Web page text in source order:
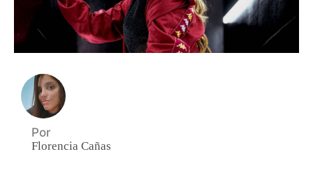
Por
Florencia Cañas